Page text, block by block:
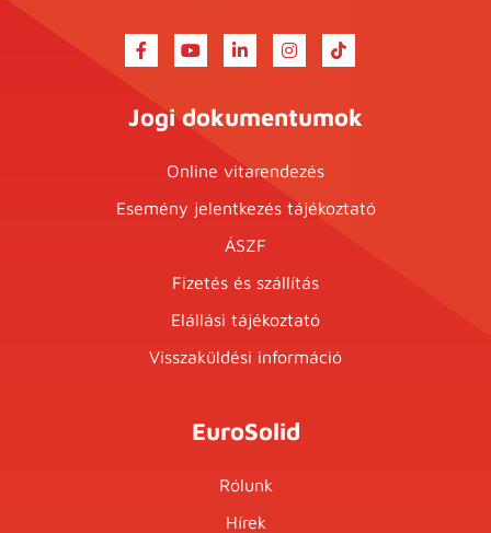
Jogi dokumentumok
Online vitarendezés
Esemény jelentkezés tájékoztató
ÁSZF
Fizetés és szállítás
Elállási tájékoztató
Visszaküldési információ
EuroSolid
Rólunk
Hírek